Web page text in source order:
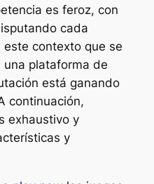
es feroz, con
cada
contexto que se
una plataforma de
está ganando
continuación,
exhaustivo y
y